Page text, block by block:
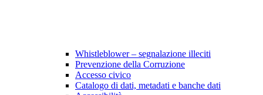
Whistleblower – segnalazione illeciti
Prevenzione della Corruzione
Accesso civico
Catalogo di dati, metadati e banche dati